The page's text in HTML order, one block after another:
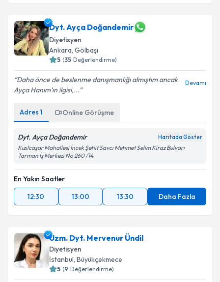
Dyt. Ayça Doğandemir
Diyetisyen
Ankara, Gölbaşı
5 (35 Değerlendirme)
Daha önce de beslenme danışmanlığı almıştım ancak
Ayça Hanım’ın ilgisi,...
Devamı
Adres 1 Online Görüşme
Dyt. Ayça Doğandemir Haritada Göster
Kızılcaşar Mahallesi İncek Şehit Savcı Mehmet Selim Kiraz Bulvarı
Tarman İş Merkezi No 260 /14
En Yakın Saatler
12:30
13:00 13:30 Daha Fazla
Uzm. Dyt. Mervenur Ündil
Diyetisyen
İstanbul, Büyükçekmece
5 (9 Değerlendirme)